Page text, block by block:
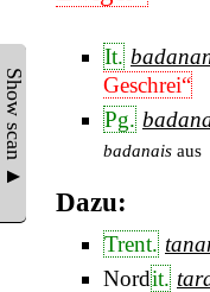
Show scan ▲
It.
Geschrei“
Pg.
badanais aus
Dazu:
Trent.
Nordit.